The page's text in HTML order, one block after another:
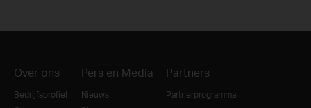
Over ons
Bedrijfsprofiel
Pers en Media
Nieuws
Partners
Partnerprogramma